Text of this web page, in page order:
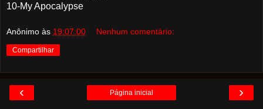
10-My Apocalypse
Anônimo às 19:07:00 Nenhum comentário:
Compartilhar
‹ ›
Página inicial